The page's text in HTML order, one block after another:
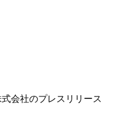
会社のプレスリリース